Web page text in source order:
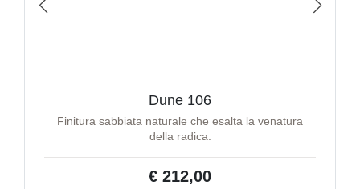
Dune 106
Finitura sabbiata naturale che esalta la venatura
della radica.
€ 212,00